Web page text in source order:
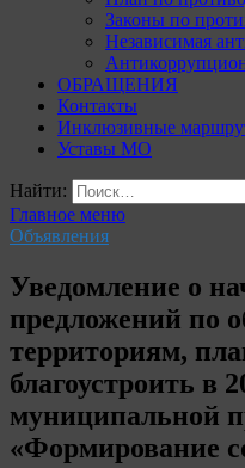
Законы по
Независимая
ОБРАЩЕНИЯ
Контакты
Инклюзивные
Уставы МО
Найти:
Главное меню
Объявления
Уведомление о
предложений по
территориям,
благоустроить в
муниципальной
«Формирование